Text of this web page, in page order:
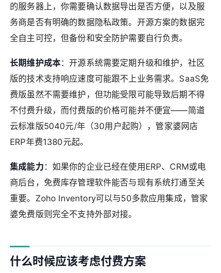
的服务器上，你需要确认数据导出是否方便，以及服
务商是否有明确的数据隐私政策。开源方案的数据完
全自主可控，但备份和安全防护需要自行负责。
长期维护成本：开源系统需要定期升级和维护，社区
版的技术支持响应速度可能跟不上业务需求。SaaS免
费版虽然不需要维护，但功能受限可能导致后期不得
不付费升级，而付费版的价格可能并不便宜——简道
云标准版5040元/年（30用户起购），管家婆网店
ERP年费1380元起。
集成能力 ：如果你的企业已经在使用ERP、CRM或电
商后台，免费库存管理软件能否与现有系统打通至关
重要。Zoho Inventory可以与50多款应用集成，管家
婆免费版则完全不支持外部对接。
什么时候应该考虑付费方案